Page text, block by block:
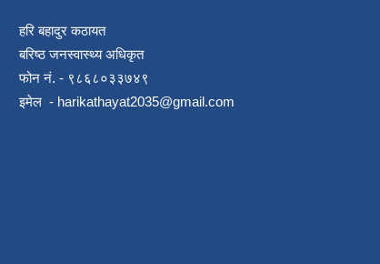
हरि बहादुर कठायत
बरिष्ठ जनस्वास्थ्य अधिकृत
फोन नं. - ९८६८०३३७४९
इमेल - harikathayat2035@gmail.com